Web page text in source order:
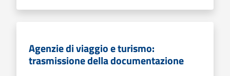
Agenzie di viaggio e turismo:
trasmissione della documentazione